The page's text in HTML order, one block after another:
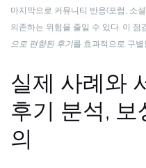
마지막으로 커뮤니티 반응(포럼, 소
의존하는 위험을 줄일 수 있다. 이 점
으로 편향된 후기를 효과적으로 구별
실제 사례와
후기 분석, 보
의